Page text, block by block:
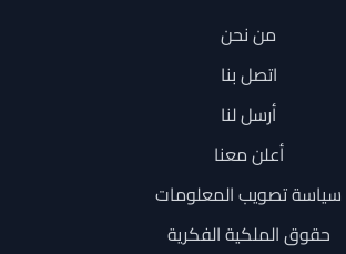
من نحن
اتصل بنا
أرسل لنا
أعلن معنا
سياسة تصويب المعلومات
حقوق الملكية الفكرية